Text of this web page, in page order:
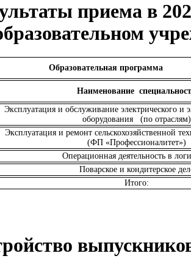
приема в
Образовательная программа
Наименование
Эксплуатация и обслуживание электрического и
оборудования (по отраслям)
Эксплуатация и ремонт сельскохозяйственной
(ФП «Профессионалитет»)
Операционная деятельность в
Поварское и кондитерское
Итого: